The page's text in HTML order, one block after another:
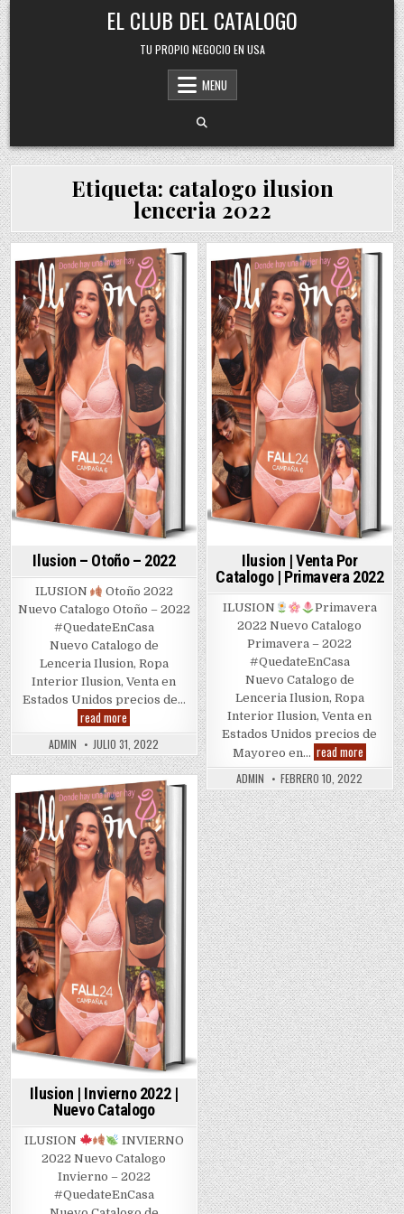
Skip
to
content
EL CLUB DEL CATALOGO
TU PROPIO NEGOCIO EN USA
MENU
Etiqueta: catalogo ilusion
lenceria 2022
Posted
in
Ilusion – Otoño – 2022
ILUSION
Otoño 2022
Nuevo Catalogo Otoño – 2022
#QuedateEnCasa
Nuevo Catalogo de
Lenceria Ilusion, Ropa
Interior Ilusion, Venta en
Estados Unidos precios de…
read more
–
Otoño
–
2022
ADMIN JULIO 31, 2022
Posted
in
Ilusion | Venta Por
Catalogo | Primavera 2022
ILUSION
Primavera
2022 Nuevo Catalogo
Primavera – 2022
#QuedateEnCasa
Nuevo Catalogo de
Lenceria Ilusion, Ropa
Interior Ilusion, Venta en
Estados Unidos precios de
Mayoreo en… read more
|
Por
Catalogo
|
2022
ADMIN FEBRERO 10, 2022
Posted
in
Ilusion | Invierno 2022 |
Nuevo Catalogo
ILUSION
INVIERNO
2022 Nuevo Catalogo
Invierno – 2022
#QuedateEnCasa